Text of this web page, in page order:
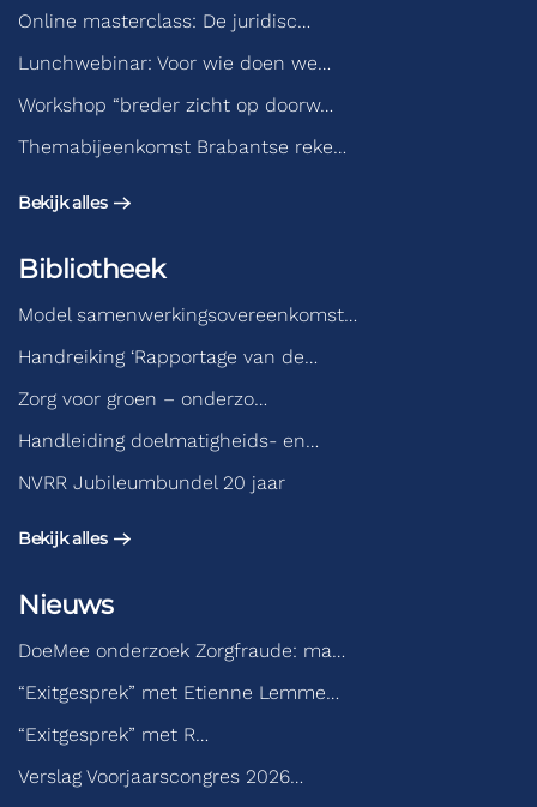
Online masterclass: De juridisc…
Lunchwebinar: Voor wie doen we…
Workshop “breder zicht op doorw…
Themabijeenkomst Brabantse reke…
Bekijk alles
Bibliotheek
Model samenwerkingsovereenkomst…
Handreiking ‘Rapportage van de…
Zorg voor groen – onderzo…
Handleiding doelmatigheids- en…
NVRR Jubileumbundel 20 jaar
Bekijk alles
Nieuws
DoeMee onderzoek Zorgfraude: ma…
“Exitgesprek” met Etienne Lemme…
“Exitgesprek” met R…
Verslag Voorjaarscongres 2026…